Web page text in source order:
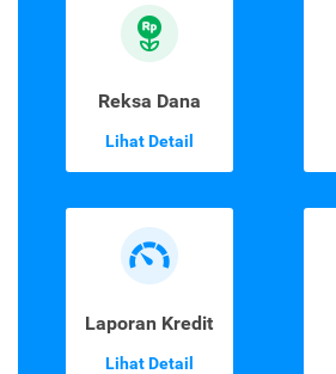
Reksa Dana
Lihat Detail
Laporan Kredit
Lihat Detail